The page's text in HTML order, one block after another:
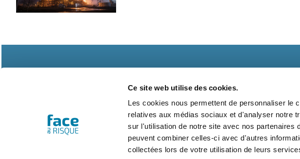
Ce site web utilise des cookies.
Les cookies nous permettent de personnaliser le
relatives aux médias sociaux et d'analyser notre
sur l'utilisation de notre site avec nos partenaires
peuvent combiner celles-ci avec d'autres
collectées lors de votre utilisation de leurs
Abonnements Contact Kit média Nos
Suivez-nous